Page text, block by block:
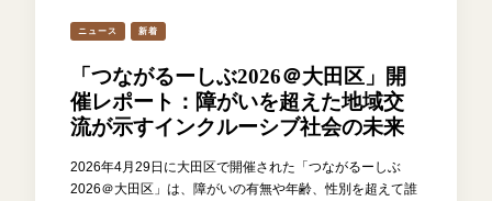
ニュース 新着
「つながるーしぶ2026＠大田区」開
催レポート：障がいを超えた地域交
流が示すインクルーシブ社会の未来
2026年4月29日に大田区で開催された「つながるーしぶ
2026＠大田区」は、障がいの有無や年齢、性別を超えて誰